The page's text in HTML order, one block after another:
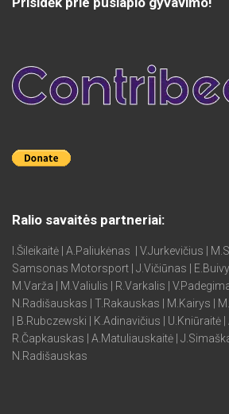
Ralio savaitės partneriai:
I.Šileikaitė | A.Paliukėnas | V.Jurkevičius |
Samsonas Motorsport | J.Vičiūnas |
M.Varža | M.Valiulis | R.Varkalis |
N.Radišauskas | T.Rakauskas | M.Kairys |
| B.Rubczewski | K.Adinavičius | U.Kniūraitė |
R.Čapkauskas | A.Matuliauskaitė |
N.Radišauskas